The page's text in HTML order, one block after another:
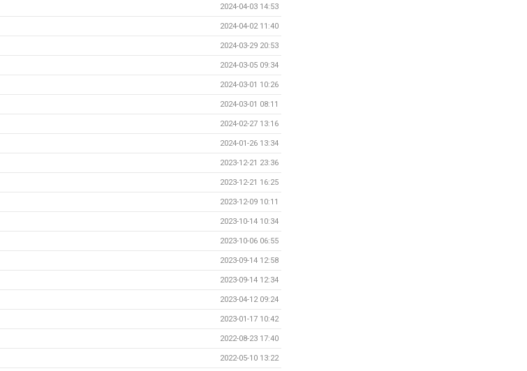
2024-04-03 14:53
2024-04-02 11:40
2024-03-29 20:53
2024-03-05 09:34
2024-03-01 10:26
2024-03-01 08:11
2024-02-27 13:16
2024-01-26 13:34
2023-12-21 23:36
2023-12-21 16:25
2023-12-09 10:11
2023-10-14 10:34
2023-10-06 06:55
2023-09-14 12:58
2023-09-14 12:34
2023-04-12 09:24
2023-01-17 10:42
2022-08-23 17:40
2022-05-10 13:22